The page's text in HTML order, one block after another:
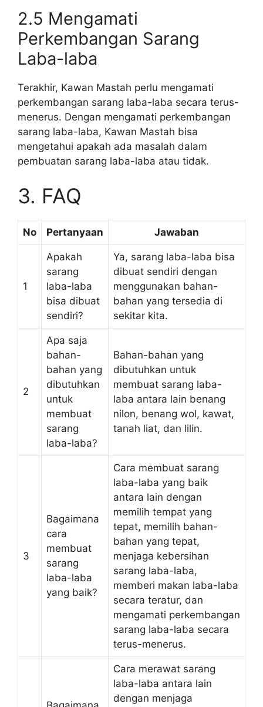
2.5 Mengamati
Perkembangan Sarang
Laba-laba
Terakhir, Kawan Mastah perlu mengamati
perkembangan sarang laba-laba secara terus-
menerus. Dengan mengamati perkembangan
sarang laba-laba, Kawan Mastah bisa
mengetahui apakah ada masalah dalam
pembuatan sarang laba-laba atau tidak.
3. FAQ
No Pertanyaan Jawaban
1
Apakah
sarang
laba-laba
bisa dibuat
sendiri?
Ya, sarang laba-laba bisa
dibuat sendiri dengan
menggunakan bahan-
bahan yang tersedia di
sekitar kita.
2
Apa saja
bahan-
bahan yang
dibutuhkan
untuk
membuat
sarang
laba-laba?
Bahan-bahan yang
dibutuhkan untuk
membuat sarang laba-
laba antara lain benang
nilon, benang wol, kawat,
tanah liat, dan lilin.
3
Bagaimana
cara
membuat
sarang
laba-laba
yang baik?
Cara membuat sarang
laba-laba yang baik
antara lain dengan
memilih tempat yang
tepat, memilih bahan-
bahan yang tepat,
menjaga kebersihan
sarang laba-laba,
memberi makan laba-laba
secara teratur, dan
mengamati perkembangan
sarang laba-laba secara
terus-menerus.
Cara merawat sarang
laba-laba antara lain
dengan menjaga